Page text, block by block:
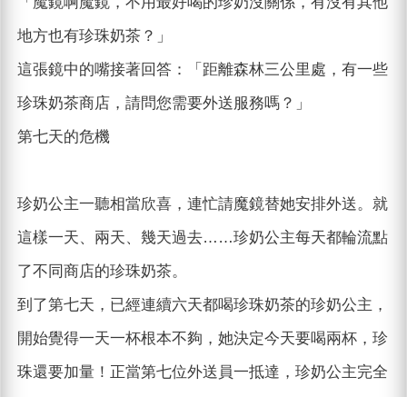
地方也有珍珠奶茶？」
這張鏡中的嘴接著回答：「距離森林三公里處，有一些
珍珠奶茶商店，請問您需要外送服務嗎？」
第七天的危機
珍奶公主一聽相當欣喜，連忙請魔鏡替她安排外送。就
這樣一天、兩天、幾天過去……珍奶公主每天都輪流點
了不同商店的珍珠奶茶。
到了第七天，已經連續六天都喝珍珠奶茶的珍奶公主，
開始覺得一天一杯根本不夠，她決定今天要喝兩杯，珍
珠還要加量！正當第七位外送員一抵達，珍奶公主完全